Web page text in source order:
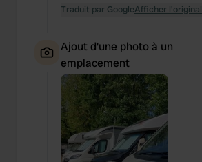
Traduit par GoogleAfficher l'original
Ajout d'une photo à un
emplacement